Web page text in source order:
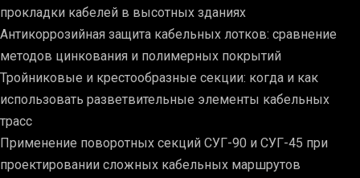
прокладки кабелей в высотных зданиях
Антикоррозийная защита кабельных лотков: сравнение
методов цинкования и полимерных покрытий
Тройниковые и крестообразные секции: когда и как
использовать разветвительные элементы кабельных
трасс
Применение поворотных секций СУГ-90 и СУГ-45 при
проектировании сложных кабельных маршрутов